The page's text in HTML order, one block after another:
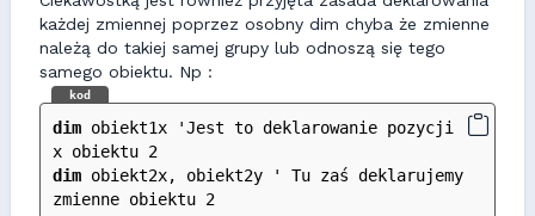
każdej zmiennej poprzez osobny dim chyba że zmienne
należą do takiej samej grupy lub odnoszą się tego
samego obiektu. Np :
kod
dim obiekt1x 'Jest to deklarowanie pozycji
x obiektu 2
dim obiekt2x, obiekt2y ' Tu zaś deklarujemy
zmienne obiektu 2